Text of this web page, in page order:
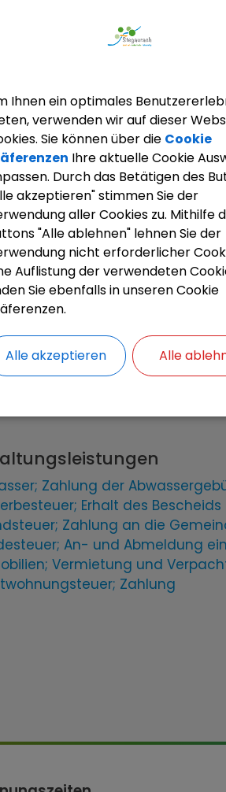
(0951) 99222-25
99222-66
ch.heywood@stegaurach.de
Stegaurach -
Steuern u. Abgaben
Zahlung der
Erhalt des
Zahlung an die
An- und Abmeldung
Vermietung und
Zahlung
Ihnen ein optimales
verwenden wir auf dieser
Sie können über die Cookie
Ihre aktuelle Cookie
Durch das Betätigen des
akzeptieren" stimmen Sie der
aller Cookies zu. Mithilfe
"Alle ablehnen" lehnen Sie der
nicht erforderlicher
Auflistung der verwendeten
Sie ebenfalls in unseren Cookie
Alle akzeptieren Alle